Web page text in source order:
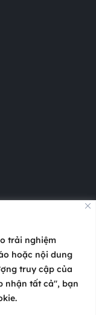
trải nghiệm
hoặc nội dung
truy cập của
nhận tất cả", bạn